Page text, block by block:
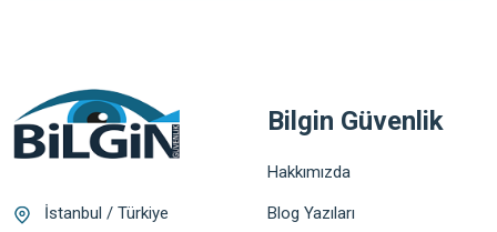
İstanbul / Türkiye
Bilgin Güvenlik
Hakkımızda
Blog Yazıları